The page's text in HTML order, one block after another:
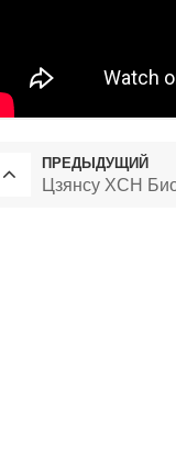
ПРЕДЫДУЩИЙ
Цзянсу XCH